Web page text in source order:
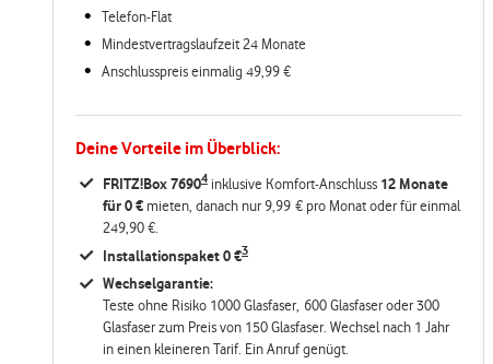
Telefon-Flat
Mindestvertragslaufzeit 24 Monate
Anschlusspreis einmalig 49,99 €
Deine Vorteile im Überblick:
FRITZ!Box 76904 inklusive Komfort-Anschluss 12 Monate
für 0 € mieten, danach nur 9,99 € pro Monat oder für einmal
249,90 €.
Installationspaket 0 €3
Wechselgarantie:
Teste ohne Risiko 1000 Glasfaser, 600 Glasfaser oder 300
Glasfaser zum Preis von 150 Glasfaser. Wechsel nach 1 Jahr
in einen kleineren Tarif. Ein Anruf genügt.